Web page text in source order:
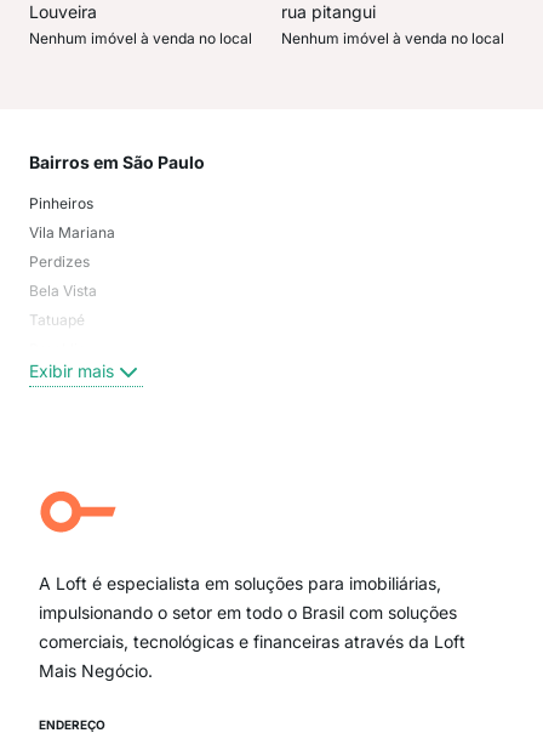
Louveira
Nenhum imóvel à venda no local
rua pitangui
Nenhum imóvel à venda no local
Bairros em São Paulo
Pinheiros
Vila Mariana
Perdizes
Bela Vista
Tatuapé
Centro
Campo Belo
Ipiranga
Paraíso
Itaim Bibi
Exibir mais
A Loft é especialista em soluções para imobiliárias,
impulsionando o setor em todo o Brasil com soluções
comerciais, tecnológicas e financeiras através da Loft
Mais Negócio.
ENDEREÇO